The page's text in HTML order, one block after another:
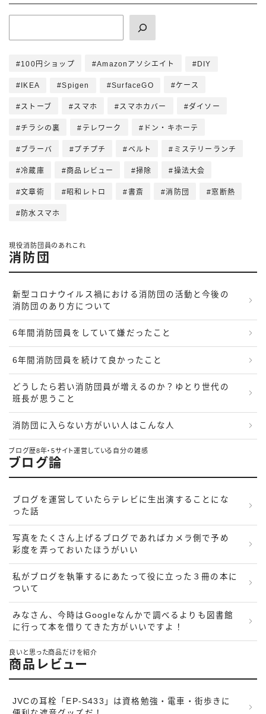
100円ショップ Amazonアソシエイト DIY
IKEA Spigen SurfaceGO ケース
ストーブ スマホ スマホカバー ダイソー
チラシの裏 テレワーク ドン・キホーテ
ブラーバ プチプチ ベルト ミステリーランチ
冷蔵庫 商品レビュー 掃除 操法大会
文章術 昭和レトロ 書斎 消防団 窓断熱
防水スマホ
現役消防団員のあれこれ
消防団
新型コロナウイルス禍における消防団の活動と今後の
消防団のあり方について
6年間消防団員をしていて嫌だったこと
6年間消防団員を続けて良かったこと
どうしたら若い消防団員が増えるのか？ゆとり世代の
班長が思うこと
消防団に入らない方がいい人はこんな人
ブログ歴8年・5サイト運営している自分の雑感
ブログ論
ブログを運営していたらテレビに生出演することにな
った話
写真をたくさん上げるブログであればカメラ側で予め
彩度を弄っておいたほうがいい
私がブログを執筆するにあたって役に立った３冊の本に
ついて
みなさん、今時はGoogleなんかで調べるよりも図書館
に行って本を借りてきた方がいいですよ！
良いと思った商品だけを紹介
商品レビュー
JVCの耳栓「EP-S433」は資格勉強・電車・街歩きに